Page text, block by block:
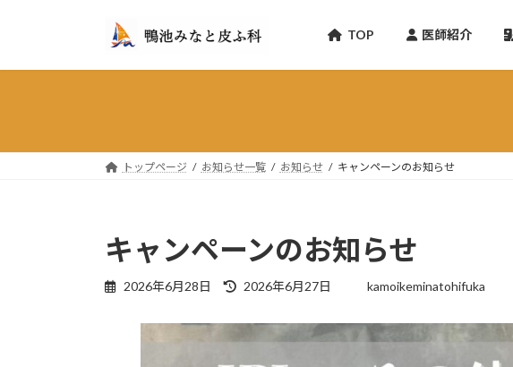
ン
ー
TOP 医師紹介
トップページ お知らせ一覧 お知らせ キャンペーンのお知らせ
キャンペーンのお知らせ
2026年6月28日
最
更
新
2026年6月27日 kamoikeminatohifuka